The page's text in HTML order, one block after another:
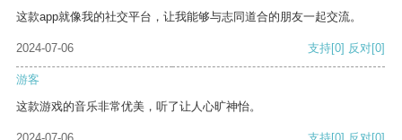
这款app就像我的社交平台，让我能够与志同道合的朋友一起交流。
2024-07-06 支持[0] 反对[0]
游客
这款游戏的音乐非常优美，听了让人心旷神怡。